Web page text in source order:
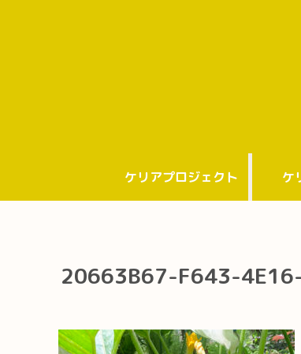
ケリアプロジェクト ケ
20663B67-F643-